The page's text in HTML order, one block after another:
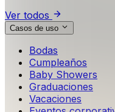
Ver todos
Casos de uso
Bodas
Cumpleaños
Baby Showers
Graduaciones
Vacaciones